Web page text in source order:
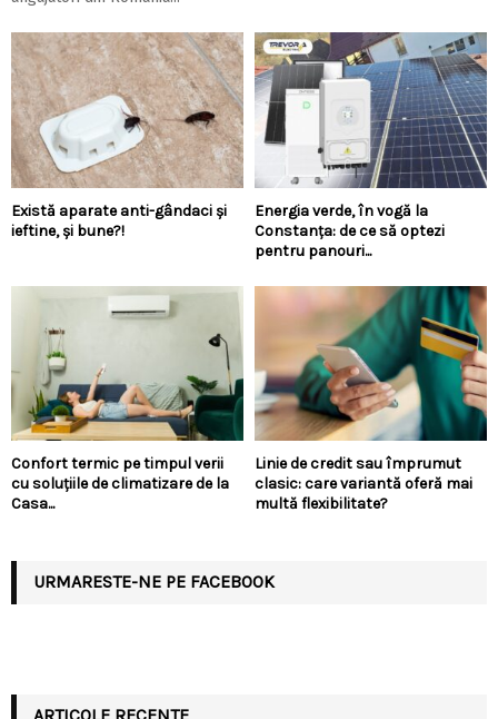
Există aparate anti-gândaci și
ieftine, și bune?!
Energia verde, în vogă la
Constanța: de ce să optezi
pentru panouri...
Confort termic pe timpul verii
cu soluțiile de climatizare de la
Casa...
Linie de credit sau împrumut
clasic: care variantă oferă mai
multă flexibilitate?
URMARESTE-NE PE FACEBOOK